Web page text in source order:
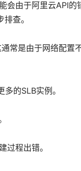
会由于阿里云API
查。
常是由于网络配置
的SLB实例。
过程出错。